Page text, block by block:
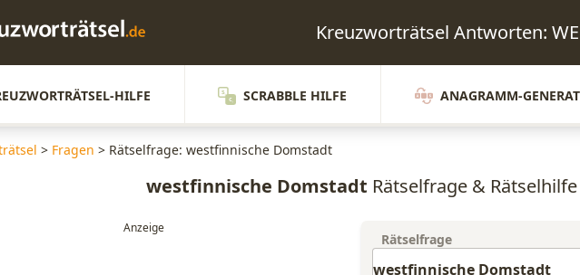
Kreuzworträtsel Antworten:
HILFE SCRABBLE HILFE ANAGRAMM-
> Fragen > Rätselfrage: westfinnische Domstadt
westfinnische Domstadt Rätselfrage & Rätselhilfe
Rätselfrage